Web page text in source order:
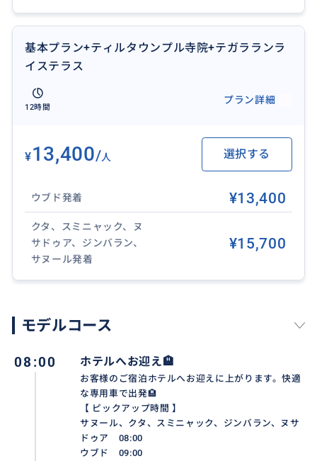
み水、インドネシアルピア現金があれば便利です。
❖ 悪天候の場合、催行を中止させていただく事があり
ます。
❖ 妊娠中、乳幼児、心臓疾患を含め、健康状態に不安
りしております。
❖ 最少催行人数： 2名様
👇その他の人気ツアーはこちらからチェック!
満喫‼️ATV四輪バギー・オフロードアドベンチャー｜シ
ングル/タンデムライド
https://travel.buyma.com/service/a020202/ic010104
220629000001/
ブラックラバ
240713000004/
満喫‼️空飛ぶ絶景ブランコ&フォトスポット+テガララン
https://travel.buyma.com/service/a020299/ic010104
230811000003/
基本プラン+ティルタウンプル寺院+テガラランラ
イステラス
12時間
プラン詳細
¥13,400/人 選択する
ウブド発着 ¥13,400
クタ、スミニャック、ヌ
サドゥア、ジンバラン、
サヌール発着
¥15,700
モデルコース
08:00 ホテルへお迎え🏨
お客様のご宿泊ホテルへお迎えに上がります。快適
な専用車で出発🏨
【 ピックアップ時間 】
サヌール、クタ、スミニャック、ジンバラン、ヌサ
ドゥア 08:00
ウブド 09:00